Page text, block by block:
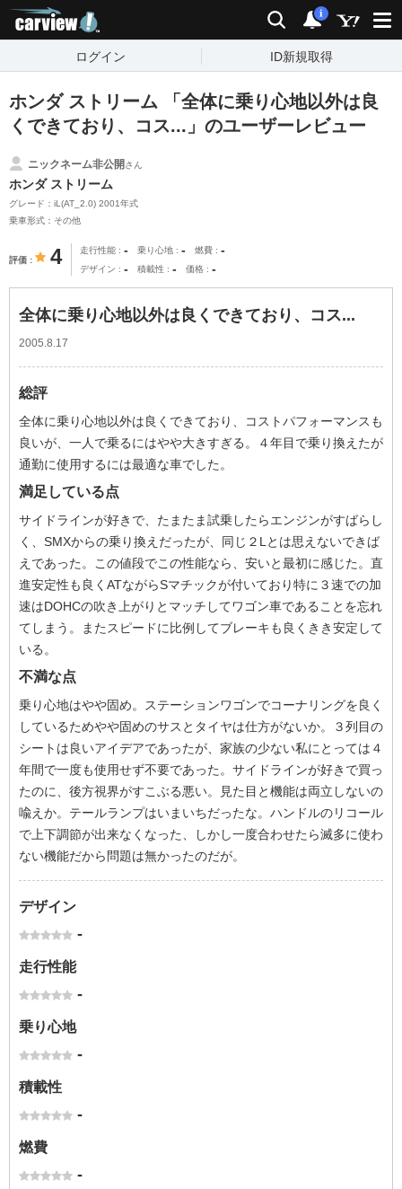
検索 通知
i
ログイン ID新規取得
ホンダ ストリーム 「全体に乗り心地以外は良
くできており、コス...」のユーザーレビュー
ニックネーム非公開さん
ホンダ ストリーム
グレード：iL(AT_2.0) 2001年式
乗車形式：その他
評価 4 走行性能 - 乗り心地 - 燃費 -
デザイン - 積載性 - 価格 -
全体に乗り心地以外は良くできており、コス...
2005.8.17
総評
全体に乗り心地以外は良くできており、コストパフォーマンスも
良いが、一人で乗るにはやや大きすぎる。４年目で乗り換えたが
通勤に使用するには最適な車でした。
満足している点
サイドラインが好きで、たまたま試乗したらエンジンがすばらし
く、SMXからの乗り換えだったが、同じ２Lとは思えないできば
えであった。この値段でこの性能なら、安いと最初に感じた。直
進安定性も良くATながらSマチックが付いており特に３速での加
速はDOHCの吹き上がりとマッチしてワゴン車であることを忘れ
てしまう。またスピードに比例してブレーキも良くきき安定して
いる。
不満な点
乗り心地はやや固め。ステーションワゴンでコーナリングを良く
しているためやや固めのサスとタイヤは仕方がないか。３列目の
シートは良いアイデアであったが、家族の少ない私にとっては４
年間で一度も使用せず不要であった。サイドラインが好きで買っ
たのに、後方視界がすこぶる悪い。見た目と機能は両立しないの
喩えか。テールランプはいまいちだったな。ハンドルのリコール
で上下調節が出来なくなった、しかし一度合わせたら滅多に使わ
ない機能だから問題は無かったのだが。
デザイン
-
走行性能
-
乗り心地
-
積載性
-
燃費
-